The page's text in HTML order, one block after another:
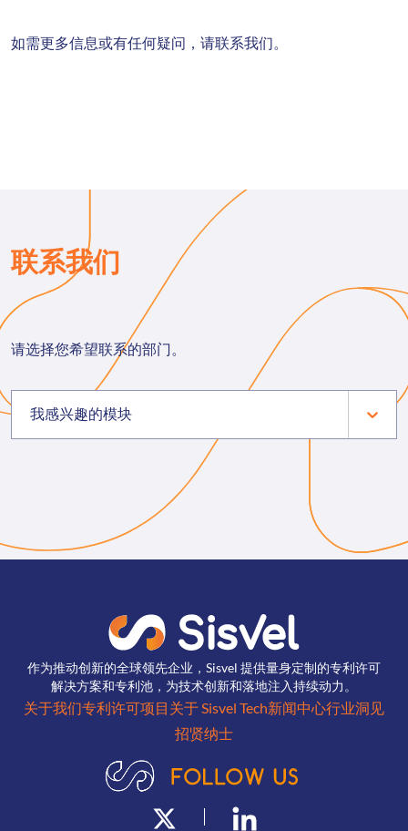
如需更多信息或有任何疑问，请联系我们。
联系我们
请选择您希望联系的部门。
我感兴趣的模块
作为推动创新的全球领先企业，Sisvel 提供量身定制的专利许可
解决方案和专利池，为技术创新和落地注入持续动力。
关于我们专利许可项目 关于 Sisvel Tech新闻中心行业洞见
招贤纳士